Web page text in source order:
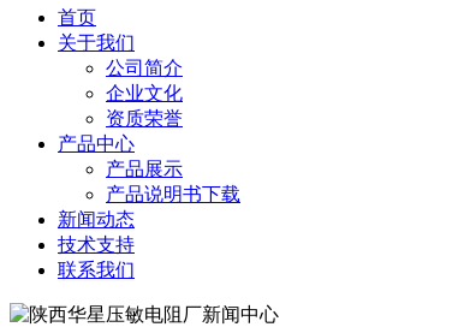
首页
关于我们
公司简介
企业文化
资质荣誉
产品中心
产品展示
产品说明书下载
新闻动态
技术支持
联系我们